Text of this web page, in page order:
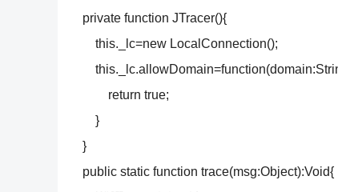
private function JTracer(){
this._lc=new LocalConnection();
return true;
}
}
public static function trace(msg:Object):Void{